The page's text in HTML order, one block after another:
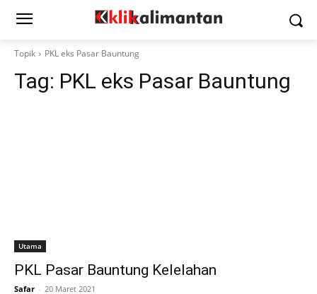
Topik PKL eks Pasar Bauntung
Tag: PKL eks Pasar Bauntung
Utama
PKL Pasar Bauntung Kelelahan
Safar - 20 Maret 2021